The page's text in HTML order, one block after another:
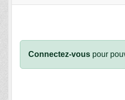
Connectez-vous pour